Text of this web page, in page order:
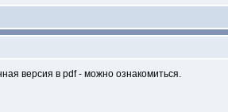
версия в pdf - можно ознакомиться.